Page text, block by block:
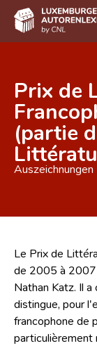
DE FR
Home
Autor(inn)en
Häufige
Kontakt
Prix de
(partie
Auszeichnungen
Le Prix de
de 2005 à 2007
Nathan Katz. Il
distingue, pour
francophone de
particulièrement